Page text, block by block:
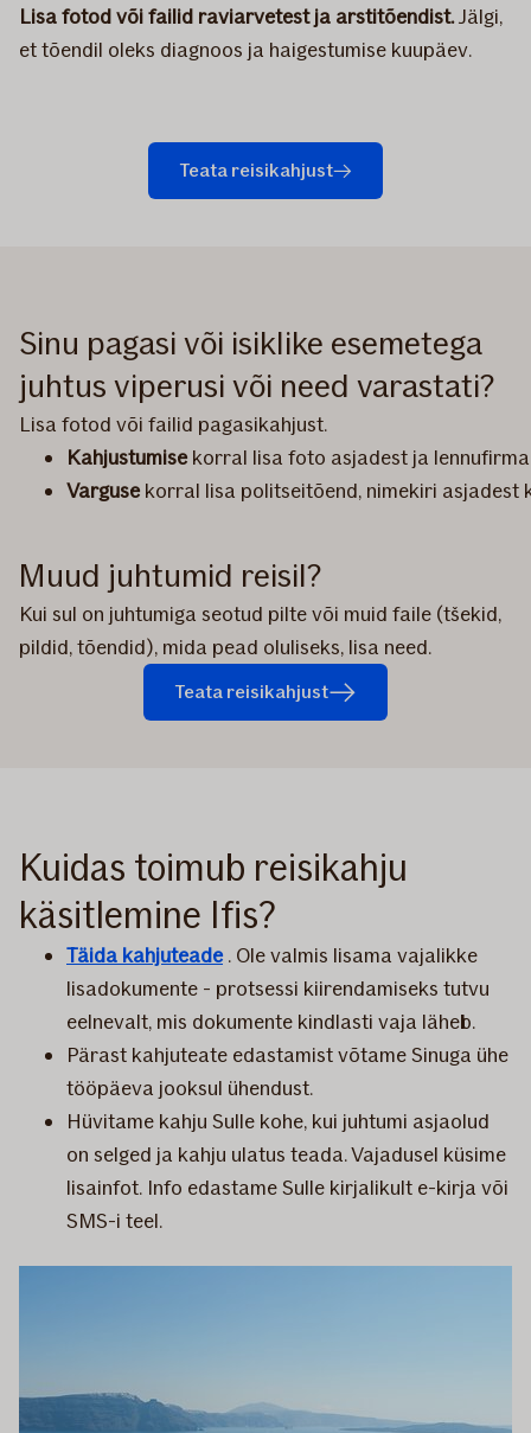
Lisa fotod või failid raviarvetest ja arstitõendist.Jälgi,
et tõendil oleks diagnoos ja haigestumise kuupäev.
Teata reisikahjust
Sinu pagasi või isiklike esemetega
juhtus viperusi või need varastati?
Lisa fotod või failid pagasikahjust.
Kahjustumise korral lisa foto asjadest ja
Varguse korral lisa politseitõend, nimekiri asjadest
Muud juhtumid reisil?
Kui sul on juhtumiga seotud pilte või muid faile (tšekid,
pildid, tõendid), mida pead oluliseks, lisa need.
Teata reisikahjust
Kuidas toimub reisikahju
käsitlemine Ifis?
Täida kahjuteade . Ole valmis lisama vajalikke
lisadokumente - protsessi kiirendamiseks tutvu
eelnevalt, mis dokumente kindlasti vaja läheb.
Pärast kahjuteate edastamist võtame Sinuga ühe
tööpäeva jooksul ühendust.
Hüvitame kahju Sulle kohe, kui juhtumi asjaolud
on selged ja kahju ulatus teada. Vajadusel küsime
lisainfot. Info edastame Sulle kirjalikult e-kirja või
SMS-i teel.​